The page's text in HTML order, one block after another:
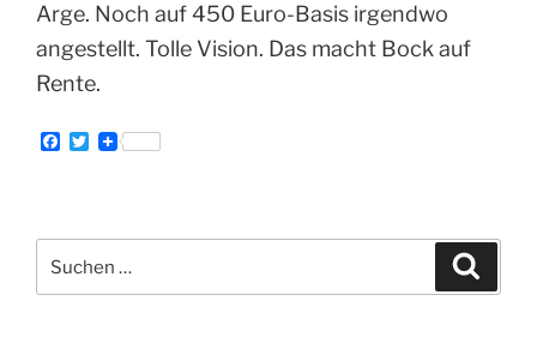
Arge. Noch auf 450 Euro-Basis irgendwo
angestellt. Tolle Vision. Das macht Bock auf
Rente.
F
o
o
k
T
e
nach: